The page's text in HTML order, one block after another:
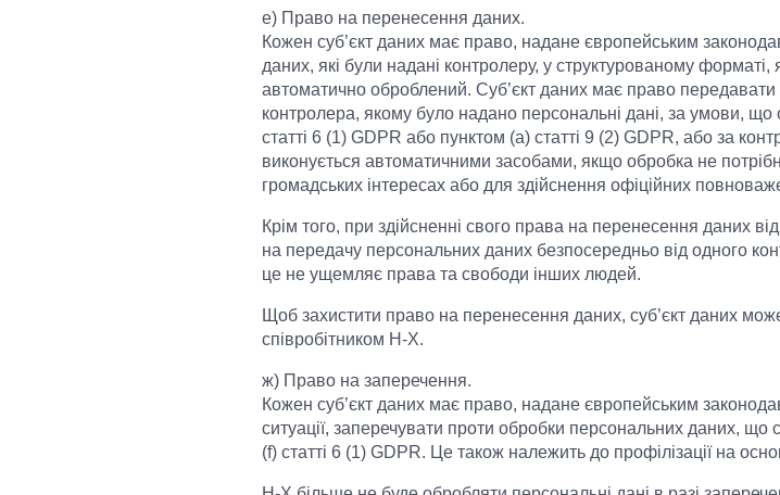
е) Право на перенесення даних.
Кожен суб’єкт даних має право, надане європейським
даних, які були надані контролеру, у структурованому
автоматично оброблений. Суб’єкт даних має право передавати
контролера, якому було надано персональні дані, за умови, що
статті 6 (1) GDPR або пунктом (a) статті 9 (2) GDPR, або за
виконується автоматичними засобами, якщо обробка не
громадських інтересах або для здійснення офіційних
Крім того, при здійсненні свого права на перенесення даних
на передачу персональних даних безпосередньо від одного
це не ущемляє права та свободи інших людей.
Щоб захистити право на перенесення даних, суб’єкт даних
співробітником H-X.
ж) Право на заперечення.
Кожен суб’єкт даних має право, надане європейським
ситуації, заперечувати проти обробки персональних даних, що
(f) статті 6 (1) GDPR. Це також належить до профілізації на